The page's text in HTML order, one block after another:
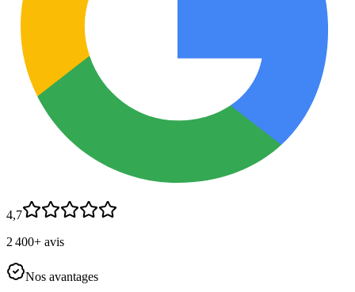
4,7
2 400+ avis
Nos avantages